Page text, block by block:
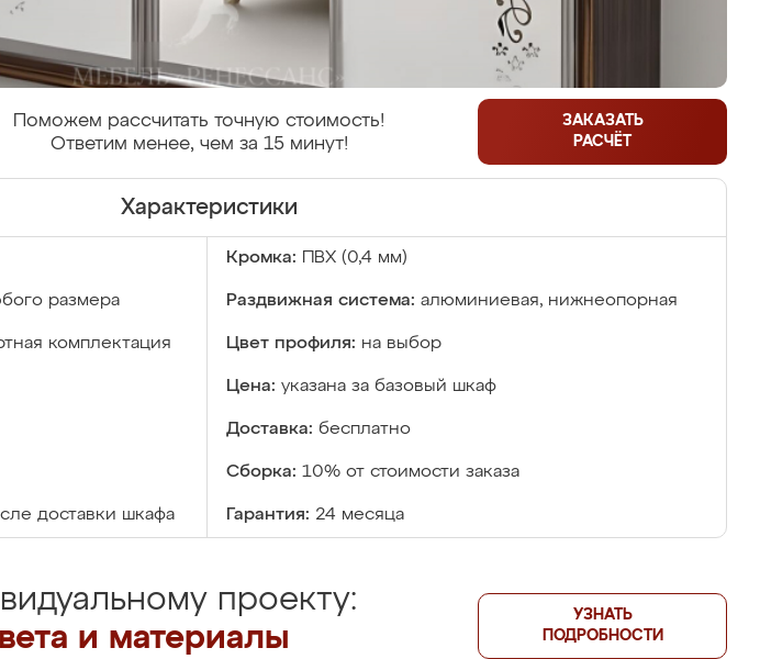
Поможем рассчитать точную стоимость!
Ответим менее, чем за 15 минут!
ЗАКАЗАТЬ
РАСЧЁТ
Характеристики
Кромка: ПВХ (0,4 мм)
размера Раздвижная система: алюминиевая, нижнеопорная
комплектация Цвет профиля: на выбор
Цена: указана за базовый шкаф
Доставка: бесплатно
Сборка: 10% от стоимости заказа
доставки шкафа Гарантия: 24 месяца
проекту:
и материалы
УЗНАТЬ
ПОДРОБНОСТИ